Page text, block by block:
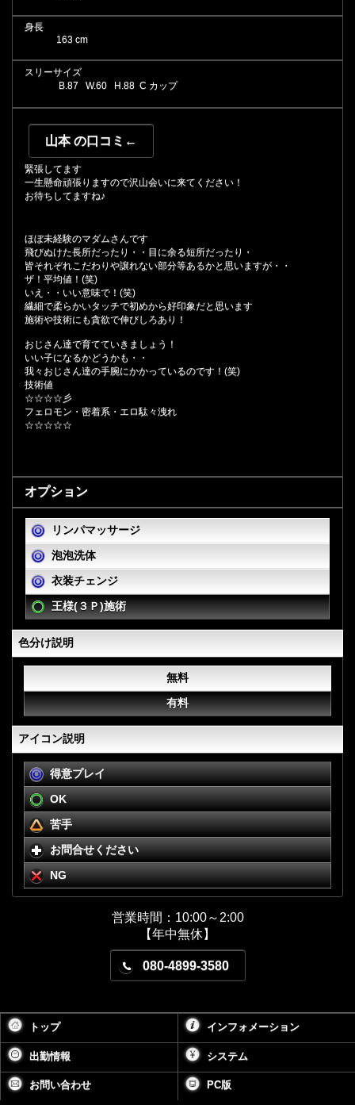
身長
163 cm
スリーサイズ
B. 87 W.60 H. 88 C カップ
山本 の口コミ←
緊張してます
一生懸命頑張りますので沢山会いに来てください！
お待ちしてますね♪
ほぼ未経験のマダムさんです
飛びぬけた長所だったり・・目に余る短所だったり・
皆それぞれこだわりや譲れない部分等あるかと思いますが・・
ザ！平均値！(笑)
いえ・・いい意味で！(笑)
繊細で柔らかいタッチで初めから好印象だと思います
施術や技術にも貪欲で伸びしろあり！
おじさん達で育てていきましょう！
いい子になるかどうかも・・
我々おじさん達の手腕にかかっているのです！(笑)
技術値
☆☆☆☆彡
フェロモン・密着系・エロ駄々洩れ
☆☆☆☆☆
オプション
リンパマッサージ
泡泡洗体
衣装チェンジ
王様(３Ｐ)施術
色分け説明
無料
有料
アイコン説明
得意プレイ
OK
苦手
お問合せください
NG
営業時間：10:00～2:00
【年中無休】
080-4899-3580
トップ インフォメーション
出勤情報 システム
お問い合わせ PC版